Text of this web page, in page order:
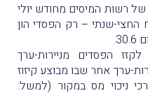
של רשות המיסים מחודש יולי
החצי-שנתי – רק הפסדי הון
הפסדים מניירות-ערך
ערך אחר שבו מבוצע קיזוז
ניכוי מס במקור (למשל: